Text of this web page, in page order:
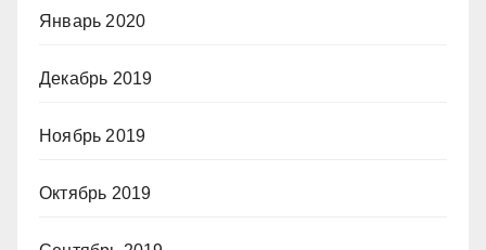
Январь 2020
Декабрь 2019
Ноябрь 2019
Октябрь 2019